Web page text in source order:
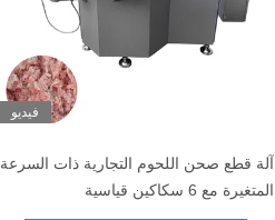
فيديو
آلة قطع صحن اللحوم التجارية ذات السرعة
المتغيرة مع 6 سكاكين قياسية